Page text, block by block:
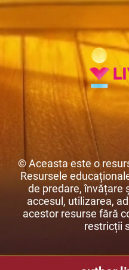
© Aceasta este o
Resursele
de predare, învățare
accesul, utilizarea,
acestor resurse fără
restricții